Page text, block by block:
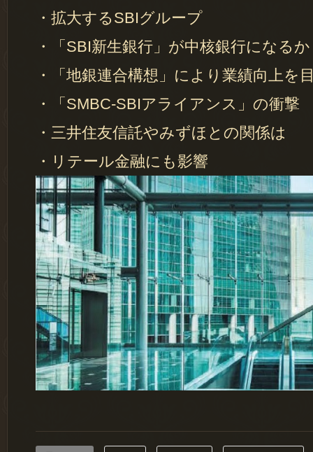
・拡大するSBIグループ
・「SBI新生銀行」が中核銀行になるか
・「地銀連合構想」により業績向上を
・「SMBC-SBIアライアンス」の衝撃
・三井住友信託やみずほとの関係は
・リテール金融にも影響